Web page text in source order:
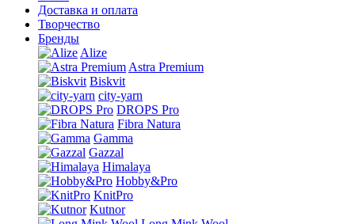
Доставка и оплата
Творчество
Бренды
Alize
Astra Premium
Biskvit
city-yarn
DROPS Pro
Fibra Natura
Gamma
Gazzal
Himalaya
Hobby&Pro
KnitPro
Kutnor